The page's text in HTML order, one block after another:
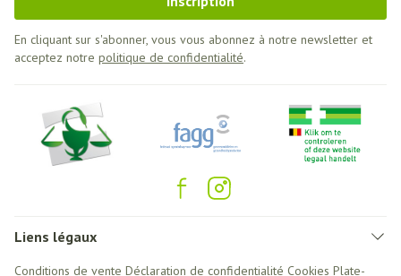
En cliquant sur s'abonner, vous vous abonnez à notre newsletter et
acceptez notre politique de confidentialité.
Liens légaux
Conditions de vente Déclaration de confidentialité Cookies Plate-